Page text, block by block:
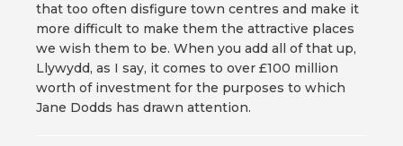
that too often disfigure town centres and make it
more difficult to make them the attractive places
we wish them to be. When you add all of that up,
Llywydd, as I say, it comes to over £100 million
worth of investment for the purposes to which
Jane Dodds has drawn attention.